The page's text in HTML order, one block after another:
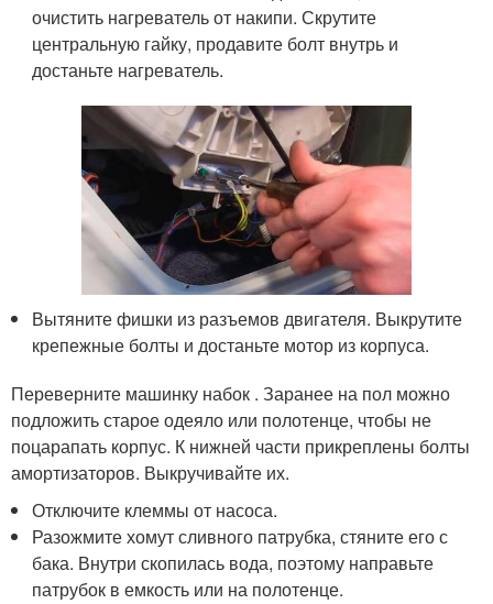
очистить нагреватель от накипи. Скрутите
центральную гайку, продавите болт внутрь и
достаньте нагреватель.
Вытяните фишки из разъемов двигателя. Выкрутите
крепежные болты и достаньте мотор из корпуса.
Переверните машинку набок . Заранее на пол можно
подложить старое одеяло или полотенце, чтобы не
поцарапать корпус. К нижней части прикреплены болты
амортизаторов. Выкручивайте их.
Отключите клеммы от насоса.
Разожмите хомут сливного патрубка, стяните его с
бака. Внутри скопилась вода, поэтому направьте
патрубок в емкость или на полотенце.